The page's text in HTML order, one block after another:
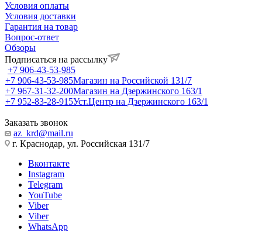
Условия оплаты
Условия доставки
Гарантия на товар
Вопрос-ответ
Обзоры
Подписаться на рассылку
+7 906-43-53-985
+7 906-43-53-985Магазин на Российской 131/7
+7 967-31-32-200Магазин на Дзержинского 163/1
+7 952-83-28-915Уст.Центр на Дзержинского 163/1
Заказать звонок
az_krd@mail.ru
г. Краснодар, ул. Российская 131/7
Вконтакте
Instagram
Telegram
YouTube
Viber
Viber
WhatsApp